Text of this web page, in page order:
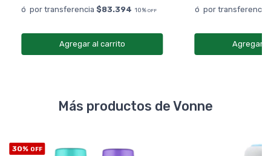
ó por transferencia $83.394 10% OFF
Agregar al carrito
ó por transferencia
Agregar
Más productos de Vonne
30% OFF